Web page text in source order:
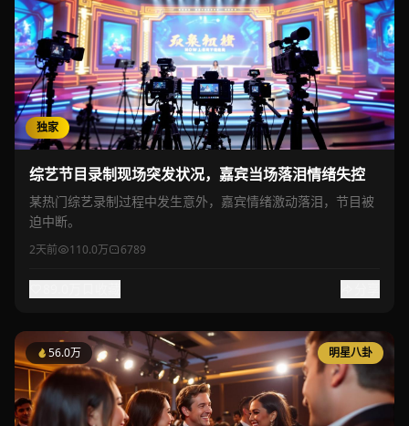
独家
综艺节目录制现场突发状况，嘉宾当场落泪情绪失控
某热门综艺录制过程中发生意外，嘉宾情绪激动落泪，节目被
迫中断。
2天前 110.0万 6789
56.0万 明星八卦